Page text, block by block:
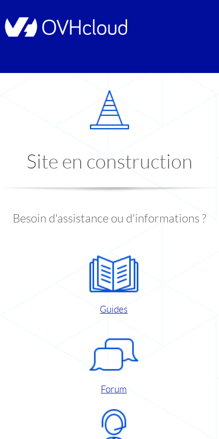
Site en construction
Besoin d'assistance ou d'informations ?
Guides
Forum